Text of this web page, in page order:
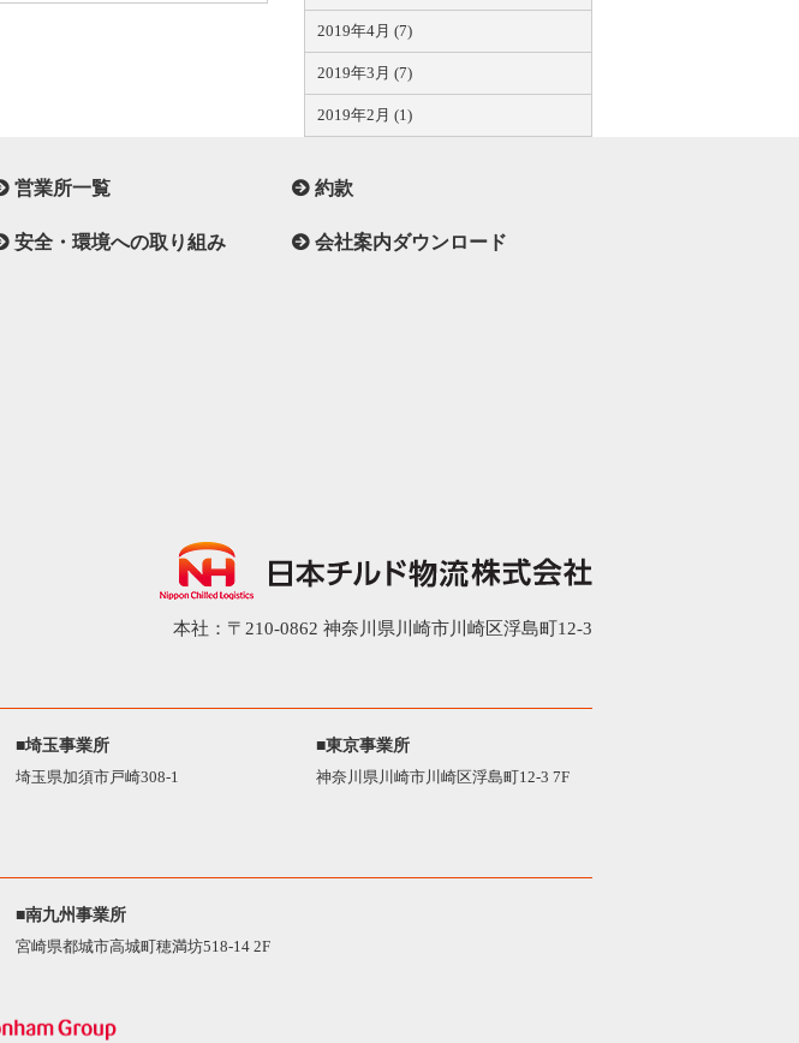
2019年4月 (7)
2019年3月 (7)
2019年2月 (1)
営業所一覧 約款
安全・環境への取り組み 会社案内ダウンロード
本社：〒210-0862 神奈川県川崎市川崎区浮島町12-3
■埼玉事業所
埼玉県加須市戸崎308-1
■東京事業所
神奈川県川崎市川崎区浮島町12-3 7F
■南九州事業所
宮崎県都城市高城町穂満坊518-14 2F